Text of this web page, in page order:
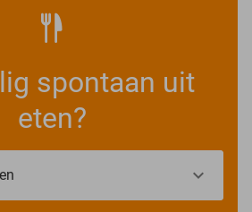
spontaan uit
eten?